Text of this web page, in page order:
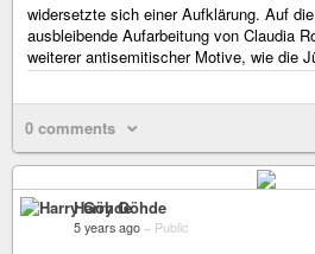
widersetzte sich einer Aufklärung. Auf
ausbleibende Aufarbeitung von Claudia
weiterer antisemitischer Motive, wie die
0 comments
Harry Göhde
5 years ago – Public